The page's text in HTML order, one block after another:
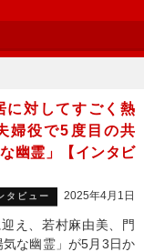
に対してすごく熱
婦役で5度目の共
幽霊」【インタビ
タビュー 2025年4月1日
え、若村麻由美、門
な幽霊」が5月3日か